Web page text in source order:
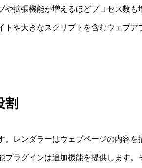
拡張機能が増えるほどプロセス数も
トや大きなスクリプトを含むウェブア
割
。レンダラーはウェブページの内容を
プラグインは追加機能を提供します。